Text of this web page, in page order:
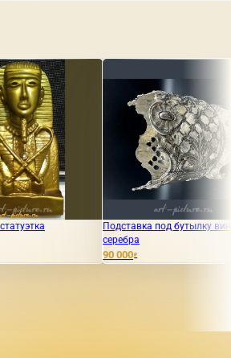
Подставка под бутылку вина из
35 000